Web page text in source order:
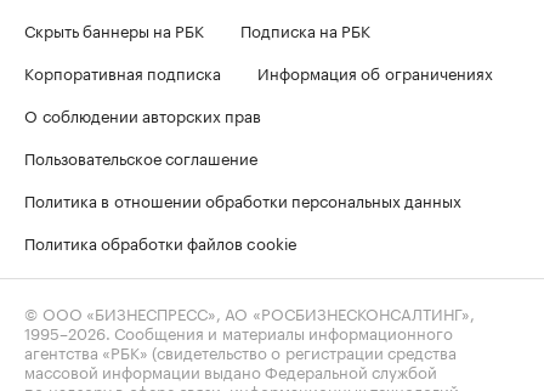
Скрыть баннеры на РБК
Подписка на РБК
Корпоративная подписка
Информация об ограничениях
О соблюдении авторских прав
Пользовательское соглашение
Политика в отношении обработки персональных данных
Политика обработки файлов cookie
© ООО «БИЗНЕСПРЕСС», АО «РОСБИЗНЕСКОНСАЛТИНГ»,
1995–2026 . Сообщения и материалы информационного
агентства «РБК» (свидетельство о регистрации средства
массовой информации выдано Федеральной службой